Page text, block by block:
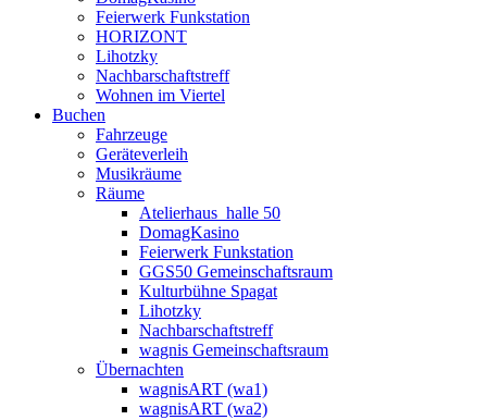
Feierwerk Funkstation
HORIZONT
Lihotzky
Nachbarschaftstreff
Wohnen im Viertel
Buchen
Fahrzeuge
Geräteverleih
Musikräume
Räume
Atelierhaus_halle 50
DomagKasino
Feierwerk Funkstation
GGS50 Gemeinschaftsraum
Kulturbühne Spagat
Lihotzky
Nachbarschaftstreff
wagnis Gemeinschaftsraum
Übernachten
wagnisART (wa1)
wagnisART (wa2)